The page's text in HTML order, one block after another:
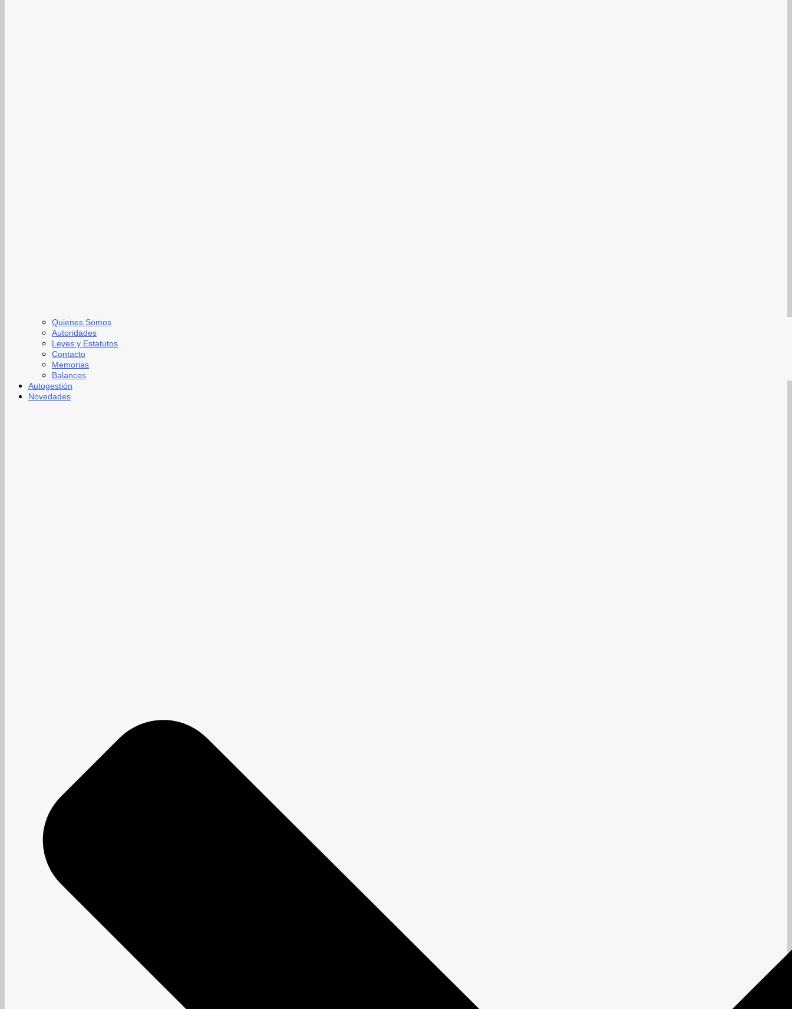
Quienes Somos
Autoridades
Leyes y Estatutos
Contacto
Memorias
Balances
Autogestión
Novedades